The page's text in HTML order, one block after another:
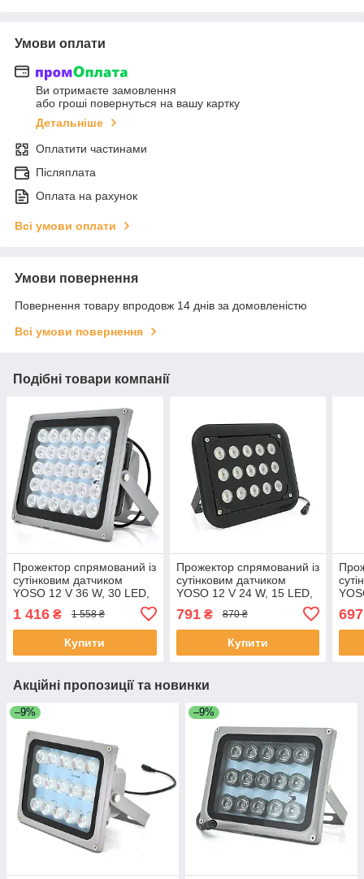
Умови оплати
Ви отримаєте замовлення
або гроші повернуться на вашу картку
Детальніше
Оплатити частинами
Післяплата
Оплата на рахунок
Всі умови оплати
Умови повернення
Повернення товару впродовж 14 днів за домовленістю
Всі умови повернення
Подібні товари компанії
Прожектор спрямований із
сутінковим датчиком
YOSO 12 V 36 W, 30 LED,
дальність до 100 м,
220*180*85 мм, BOX
1 416 ₴ 1 558 ₴
Купити
Прожектор спрямований із
сутінковим датчиком
YOSO 12 V 24 W, 15 LED,
дальність до 50 м,
177*138*65 мм, BOX
791₴ 870 ₴
Купити
697
Акційні пропозиції та новинки
–9% –9%